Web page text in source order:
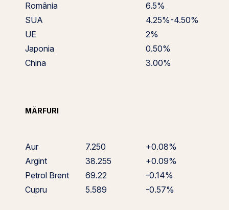
România
6.5%
SUA
4.25%-4.50%
UE
2%
Japonia
0.50%
China
3.00%
MĂRFURI
Aur 7.250
+0.08%
Argint
38.255
+0.09%
Petrol Brent
69.22
-0.14%
Cupru
5.589 -0.57%